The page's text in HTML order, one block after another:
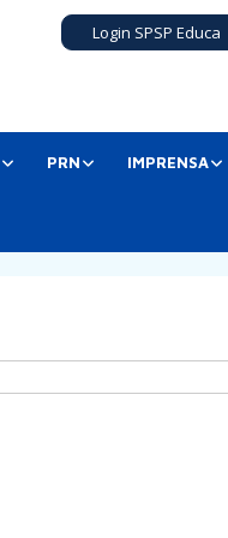
Login SPSP Educa
PRN IMPRENSA